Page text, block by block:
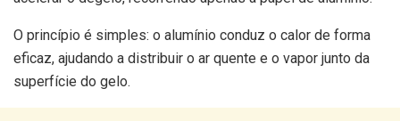
O princípio é simples: o alumínio conduz o calor de forma
eficaz, ajudando a distribuir o ar quente e o vapor junto da
superfície do gelo.